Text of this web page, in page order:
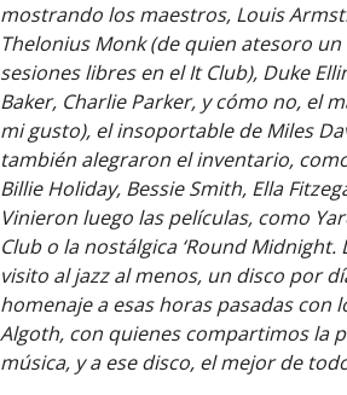
mostrando los maestros, Louis
Thelonius Monk (de quien atesoro
sesiones libres en el It Club), Duke
Baker, Charlie Parker, y cómo no, el
mi gusto), el insoportable de Miles
también alegraron el inventario,
Billie Holiday, Bessie Smith, Ella
Vinieron luego las películas, como
Club o la nostálgica ‘Round Midnight.
visito al jazz al menos, un disco por
homenaje a esas horas pasadas con
Algoth, con quienes compartimos la
música, y a ese disco, el mejor de